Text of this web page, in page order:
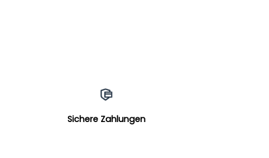
Sichere Zahlungen